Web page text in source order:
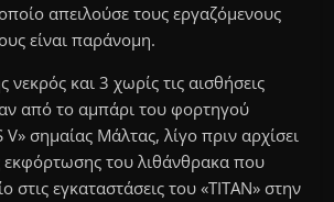
απειλούσε τους εργαζόμενους
είναι παράνομη.
νεκρός και 3 χωρίς τις αισθήσεις
από το αμπάρι του φορτηγού
V» σημαίας Μάλτας, λίγο πριν αρχίσει
εκφόρτωσης του λιθάνθρακα που
στις εγκαταστάσεις του «ΤΙΤΑΝ» στην